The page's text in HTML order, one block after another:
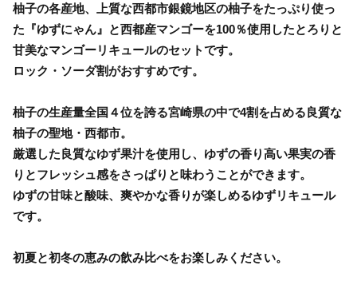
柚子の各産地、上質な西都市銀鏡地区の柚子をたっぷり使っ
た『ゆずにゃん』と西都産マンゴーを100％使用したとろりと
甘美なマンゴーリキュールのセットです。
ロック・ソーダ割がおすすめです。
柚子の生産量全国４位を誇る宮崎県の中で4割を占める良質な
柚子の聖地・西都市。
厳選した良質なゆず果汁を使用し、ゆずの香り高い果実の香
りとフレッシュ感をさっぱりと味わうことができます。
ゆずの甘味と酸味、爽やかな香りが楽しめるゆずリキュール
です。
初夏と初冬の恵みの飲み比べをお楽しみください。